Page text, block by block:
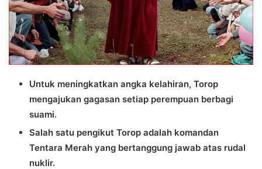
Untuk meningkatkan angka kelahiran, Torop
mengajukan gagasan setiap perempuan berbagi
suami.
Salah satu pengikut Torop adalah komandan
Tentara Merah yang bertanggung jawab atas rudal
nuklir.